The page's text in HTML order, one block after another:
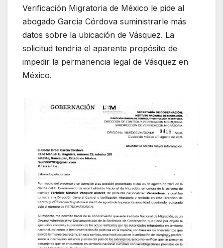
Verificación Migratoria de México le pide al
abogado García Córdova suministrarle más
datos sobre la ubicación de Vásquez. La
solicitud tendría el aparente propósito de
impedir la permanencia legal de Vásquez en
México.